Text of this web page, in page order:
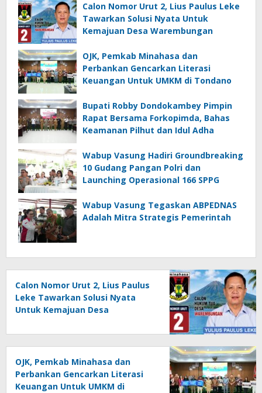
Calon Nomor Urut 2, Lius Paulus Leke
Tawarkan Solusi Nyata Untuk
Kemajuan Desa Warembungan
OJK, Pemkab Minahasa dan
Perbankan Gencarkan Literasi
Keuangan Untuk UMKM di Tondano
Bupati Robby Dondokambey Pimpin
Rapat Bersama Forkopimda, Bahas
Keamanan Pilhut dan Idul Adha
Wabup Vasung Hadiri Groundbreaking
10 Gudang Pangan Polri dan
Launching Operasional 166 SPPG
Wabup Vasung Tegaskan ABPEDNAS
Adalah Mitra Strategis Pemerintah
Calon Nomor Urut 2, Lius Paulus
Leke Tawarkan Solusi Nyata
Untuk Kemajuan Desa
OJK, Pemkab Minahasa dan
Perbankan Gencarkan Literasi
Keuangan Untuk UMKM di